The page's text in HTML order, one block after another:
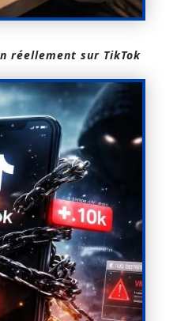
réellement sur TikTok